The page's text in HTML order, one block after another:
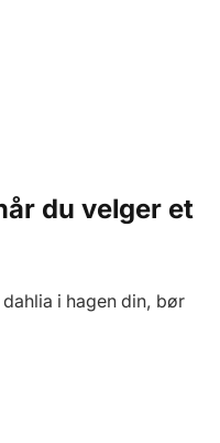
du velger et
i hagen din, bør